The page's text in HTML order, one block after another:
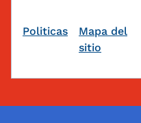
Pie de página
Politicas
Mapa del
sitio